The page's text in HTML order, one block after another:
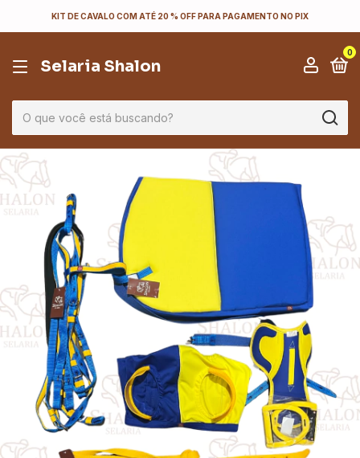
KIT DE CAVALO COM ATÉ 20 % OFF PARA PAGAMENTO NO PIX
Selaria Shalon
0